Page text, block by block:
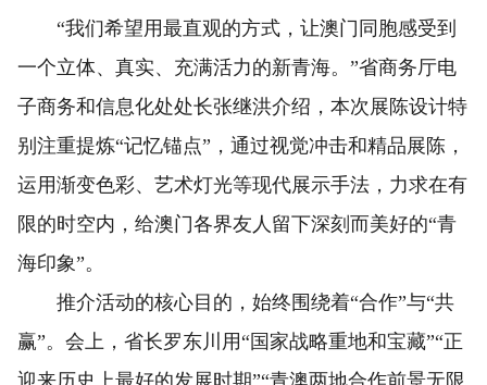
“我们希望用最直观的方式，让澳门同胞感受到
一个立体、真实、充满活力的新青海。”省商务厅电
子商务和信息化处处长张继洪介绍，本次展陈设计特
别注重提炼“记忆锚点”，通过视觉冲击和精品展陈，
运用渐变色彩、艺术灯光等现代展示手法，力求在有
限的时空内，给澳门各界友人留下深刻而美好的“青
海印象”。
推介活动的核心目的，始终围绕着“合作”与“共
赢”。会上，省长罗东川用“国家战略重地和宝藏”“正